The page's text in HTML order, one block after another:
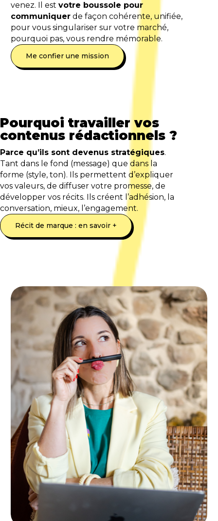
venez. Il estvotre boussole pour
communiquer de façon cohérente, unifiée,
pour vous singulariser sur votre marché,
pourquoi pas, vous rendre mémorable.
Me confier une mission
Pourquoi travailler vos
contenus rédactionnels ?
Parce qu’ils sont devenus stratégiques.
Tant dans le fond (message) que dans la
forme (style, ton). Ils permettent d’expliquer
vos valeurs, de diffuser votre promesse, de
développer vos récits. Ils créent l’adhésion, la
conversation, mieux, l’engagement.
Récit de marque : en savoir +